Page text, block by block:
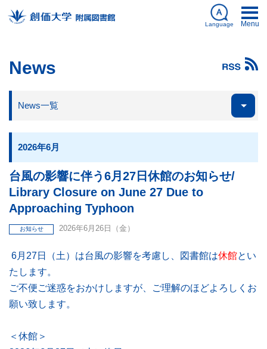
Language Menu
News
News一覧
2026年6月
台風の影響に伴う6月27日休館のお知らせ/
Library Closure on June 27 Due to
Approaching Typhoon
お知らせ 2026年6月26日（金）
6月27日（土）は台風の影響を考慮し、図書館は休館とい
たします。
ご不便ご迷惑をおかけしますが、ご理解のほどよろしくお
願い致します。
＜休館＞
Databases
図書館刊行物
資料を探す
利用案内
学習・研究サポート